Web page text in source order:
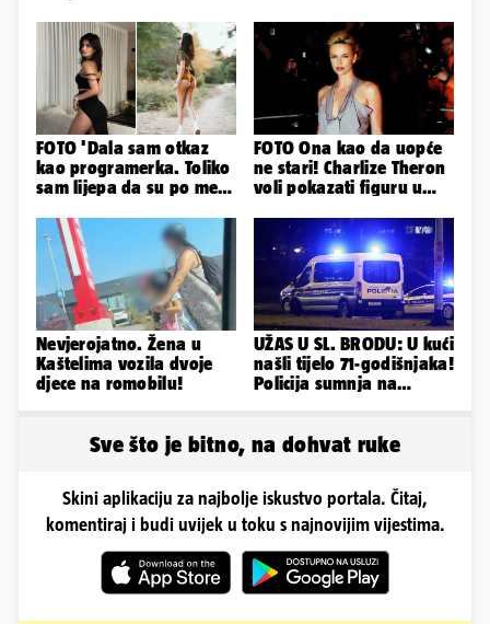
FOTO 'Dala sam otkaz
kao programerka. Toliko
sam lijepa da su po meni
FOTO Ona kao da uopće
ne stari! Charlize Theron
voli pokazati figuru u
Nevjerojatno. Žena u
Kaštelima vozila dvoje
djece na romobilu!
UŽAS U SL. BRODU: U kući
našli tijelo 71-godišnjaka!
Policija sumnja na
Sve što je bitno, na dohvat ruke
Skini aplikaciju za najbolje iskustvo portala. Čitaj,
komentiraj i budi uvijek u toku s najnovijim vijestima.